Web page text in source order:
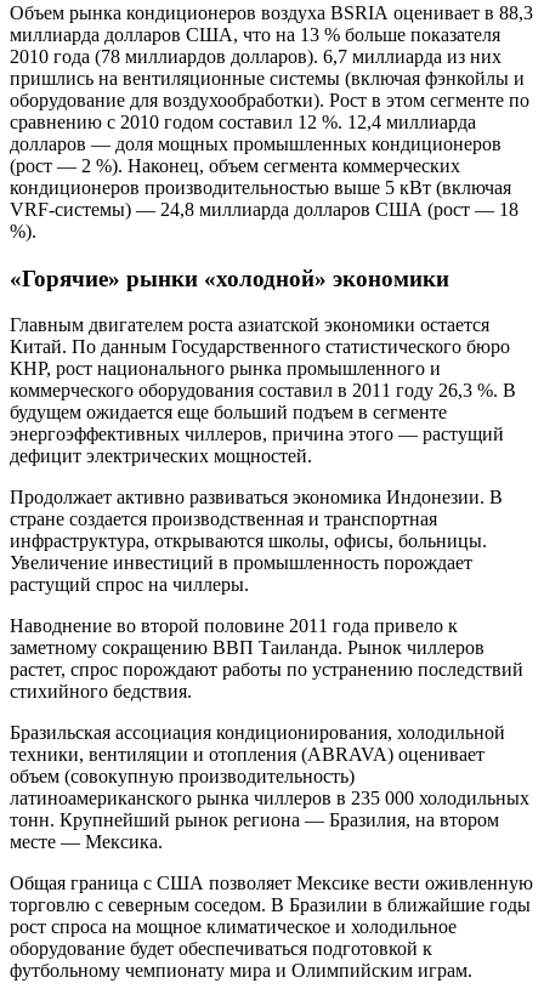
Объем рынка кондиционеров воздуха BSRIA оценивает в 88,3
миллиарда долларов США, что на 13 % больше показателя
2010 года (78 миллиардов долларов). 6,7 миллиарда из них
пришлись на вентиляционные системы (включая фэнкойлы и
оборудование для воздухообработки). Рост в этом сегменте по
сравнению с 2010 годом составил 12 %. 12,4 миллиарда
долларов — доля мощных промышленных кондиционеров
(рост — 2 %). Наконец, объем сегмента коммерческих
кондиционеров производительностью выше 5 кВт (включая
VRF-системы) — 24,8 миллиарда долларов США (рост — 18
%).
«Горячие» рынки «холодной» экономики
Главным двигателем роста азиатской экономики остается
Китай. По данным Государственного статистического бюро
КНР, рост национального рынка промышленного и
коммерческого оборудования составил в 2011 году 26,3 %. В
будущем ожидается еще больший подъем в сегменте
энергоэффективных чиллеров, причина этого — растущий
дефицит электрических мощностей.
Продолжает активно развиваться экономика Индонезии. В
стране создается производственная и транспортная
инфраструктура, открываются школы, офисы, больницы.
Увеличение инвестиций в промышленность порождает
растущий спрос на чиллеры.
Наводнение во второй половине 2011 года привело к
заметному сокращению ВВП Таиланда. Рынок чиллеров
растет, спрос порождают работы по устранению последствий
стихийного бедствия.
Бразильская ассоциация кондиционирования, холодильной
техники, вентиляции и отопления (ABRAVA) оценивает
объем (совокупную производительность)
латиноамериканского рынка чиллеров в 235 000 холодильных
тонн. Крупнейший рынок региона — Бразилия, на втором
месте — Мексика.
Общая граница с США позволяет Мексике вести оживленную
торговлю с северным соседом. В Бразилии в ближайшие годы
рост спроса на мощное климатическое и холодильное
оборудование будет обеспечиваться подготовкой к
футбольному чемпионату мира и Олимпийским играм.